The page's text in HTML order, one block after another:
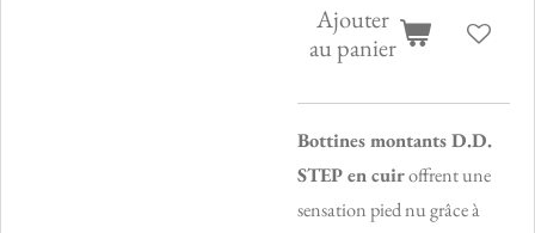
Ajouter
au panier
Bottines montants D.D.
STEP en cuiroffrent une
sensation pied nu grâce à